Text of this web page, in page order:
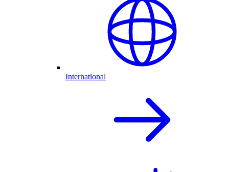
International